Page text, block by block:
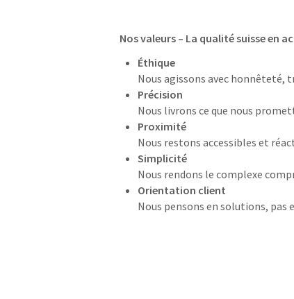
Nos valeurs – La qualité suisse en
Éthique
Nous agissons avec honnêteté,
Précision
Nous livrons ce que nous
Proximité
Nous restons accessibles et
Simplicité
Nous rendons le complexe
Orientation client
Nous pensons en solutions,